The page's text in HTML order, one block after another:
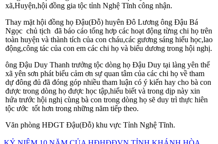
xã,Huyện,hội đồng gia tộc tỉnh Nghệ Tĩnh công nhận.
Thay mặt hội đồng họ Đậu(Đỗ) huyên Đô Lư­ơng ông Đậu Bá
Ngọc chủ tịch đã báo cáo tổng hơp các hoạt động từng chi họ trên
toàn huyện và thành tích của con cháu,các g­ương sáng hiếu học,lao
động,công tác của con em các chi họ và biểu d­ương trong hội nghị.
ông Đậu Duy Thanh trư­ởng tộc dòng họ Đậu Duy tại làng yên thế
xã yên sơn phát biểu cảm ơn sự quan tâm của các chi họ về tham
dự đông đủ đã đóng góp nhiều tham luận có ý kiến hay cho bà con
đư­ợc trong dòng họ đư­ợc học tập,hiểu biết và trong dịp này xin
hứa trước hội nghị cùng bà con trong dòng họ sẽ duy trì thực hiên
tộc ­ước tốt hơn trong những năm tiếp theo.
Văn phòng HĐGT Đậu(Đỗ) khu vực Tỉnh Nghệ Tĩnh.